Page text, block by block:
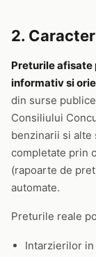
2.
Preturile afisate
informativ si
din surse
Consiliului
benzinarii si alte
completate prin
(rapoarte de
automate.
Preturile reale
Intarzierilor